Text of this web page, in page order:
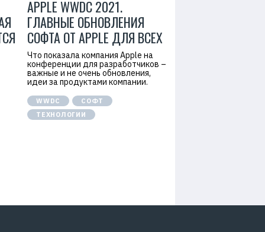
APPLE WWDC 2021.
ГЛАВНЫЕ ОБНОВЛЕНИЯ
СОФТА ОТ APPLE ДЛЯ ВСЕХ
Что показала компания Apple на
конференции для разработчиков –
важные и не очень обновления,
идеи за продуктами компании.
WWDC
СОФТ
ТЕХНОЛОГИИ